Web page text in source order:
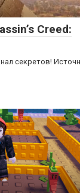
Creed:
секретов!